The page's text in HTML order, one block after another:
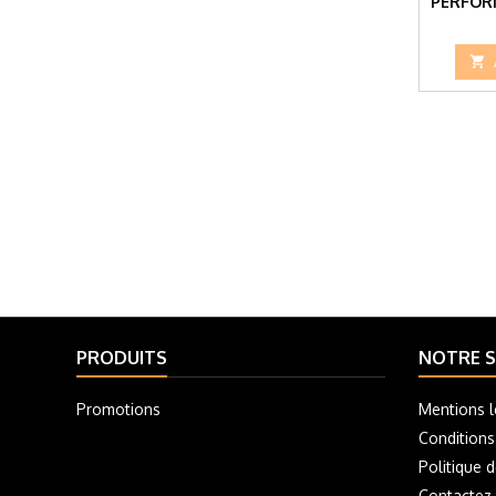

PRODUITS
Promotions
NOTRE
Mentions
Politique